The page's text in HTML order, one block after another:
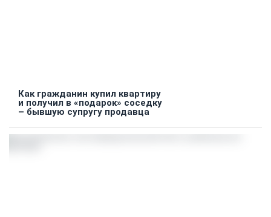
Как гражданин купил квартиру
и получил в «подарок» соседку
– бывшую супругу продавца